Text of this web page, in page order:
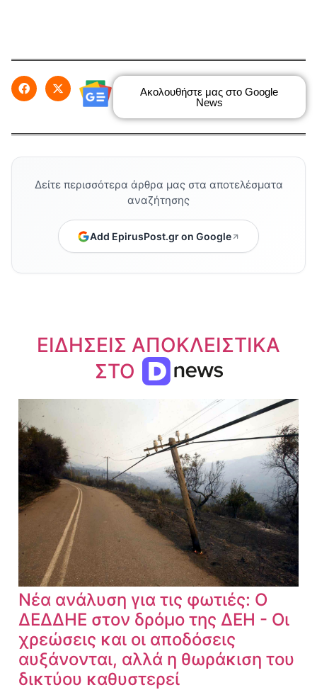
Ακολουθήστε μας στο Google
News
Δείτε περισσότερα άρθρα μας στα αποτελέσματα
αναζήτησης
Add EpirusPost.gr on Google
ΕΙΔΗΣΕΙΣ ΑΠΟΚΛΕΙΣΤΙΚΑ
ΣΤΟ
Νέα ανάλυση για τις φωτιές: Ο
ΔΕΔΔΗΕ στον δρόμο της ΔΕΗ - Οι
χρεώσεις και οι αποδόσεις
αυξάνονται, αλλά η θωράκιση του
δικτύου καθυστερεί